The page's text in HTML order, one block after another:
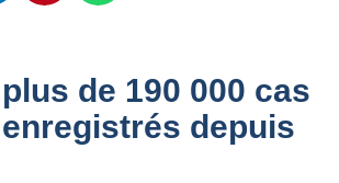
de 190 000 cas
depuis